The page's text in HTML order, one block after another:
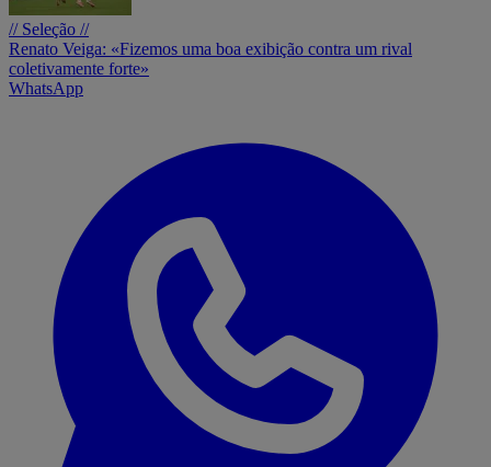
// Seleção //
Renato Veiga: «Fizemos uma boa exibição contra um rival
coletivamente forte»
WhatsApp